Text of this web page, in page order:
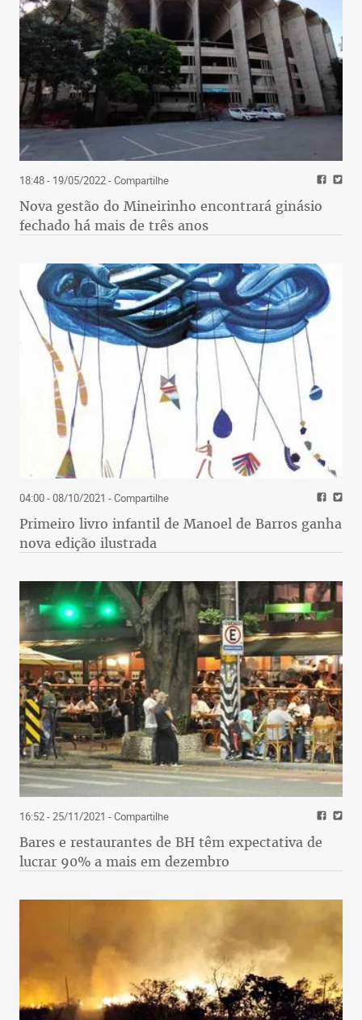
18:48 - 19/05/2022- Compartilhe
Nova gestão do Mineirinho encontrará ginásio
fechado há mais de três anos
04:00 - 08/10/2021 - Compartilhe
Primeiro livro infantil de Manoel de Barros ganha
nova edição ilustrada
16:52 - 25/11/2021 - Compartilhe
Bares e restaurantes de BH têm expectativa de
lucrar 90% a mais em dezembro